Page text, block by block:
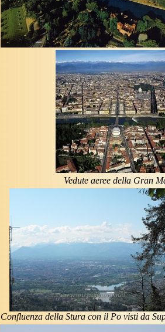
Vedute aeree della Gran
Confluenza della Stura con il Po visti da